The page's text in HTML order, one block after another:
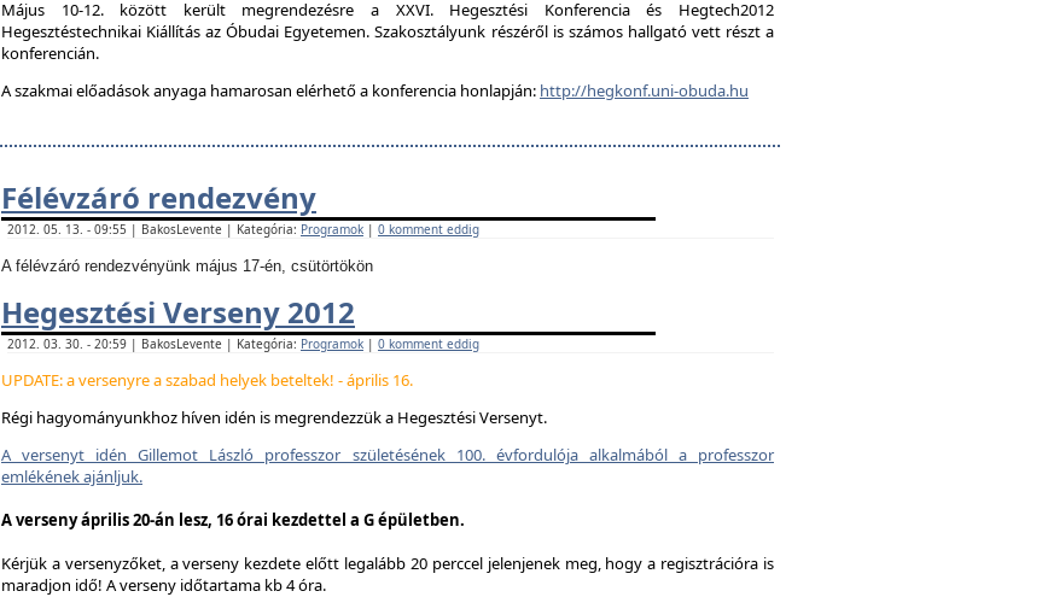
Május 10-12. között került megrendezésre a XXVI. Hegesztési Konferencia és Hegtech2012
Hegesztéstechnikai Kiállítás az Óbudai Egyetemen. Szakosztályunk részéről is számos hallgató vett részt a
konferencián.
A szakmai előadások anyaga hamarosan elérhető a konferencia honlapján: http://hegkonf.uni-obuda.hu
Félévzáró rendezvény
2012. 05. 13. - 09:55 | BakosLevente | Kategória: Programok | 0 komment eddig
A félévzáró rendezvényünk május 17-én, csütörtökön
Hegesztési Verseny 2012
2012. 03. 30. - 20:59 | BakosLevente | Kategória: Programok | 0 komment eddig
UPDATE: a versenyre a szabad helyek beteltek! - április 16.
Régi hagyományunkhoz híven idén is megrendezzük a Hegesztési Versenyt.
A versenyt idén Gillemot László professzor születésének 100. évfordulója alkalmából a professzor
emlékének ajánljuk.
A verseny április 20-án lesz, 16 órai kezdettel a G épületben.
Kérjük a versenyzőket, a verseny kezdete előtt legalább 20 perccel jelenjenek meg, hogy a regisztrációra is
maradjon idő! A verseny időtartama kb 4 óra.